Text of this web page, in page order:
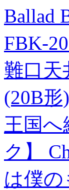
Ballad
FBK-
難口天
(20B形
王国
ク】
は僕の